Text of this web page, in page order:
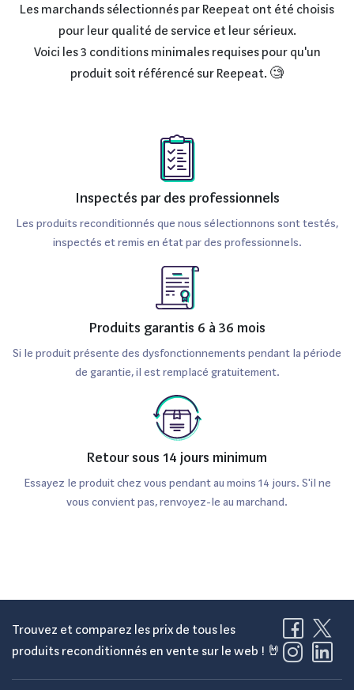
Les marchands sélectionnés par Reepeat ont été choisis
pour leur qualité de service et leur sérieux.
Voici les 3 conditions minimales requises pour qu'un
produit soit référencé sur Reepeat. 🧐
Inspectés par des professionnels
Les produits reconditionnés que nous sélectionnons sont testés,
inspectés et remis en état par des professionnels.
Produits garantis 6 à 36 mois
Si le produit présente des dysfonctionnements pendant la période
de garantie, il est remplacé gratuitement.
Retour sous 14 jours minimum
Essayez le produit chez vous pendant au moins 14 jours. S'il ne
vous convient pas, renvoyez-le au marchand.
Trouvez et comparez les prix de tous les
produits reconditionnés en vente sur le web ! 🤘